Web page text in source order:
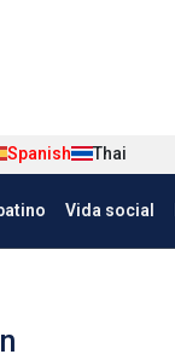
Spanish Thai
Vida social